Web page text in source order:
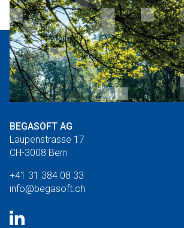
BEGASOFT AG
Laupenstrasse 17
CH-3008 Bern
+41 31 384 08 33
info@begasoft.ch